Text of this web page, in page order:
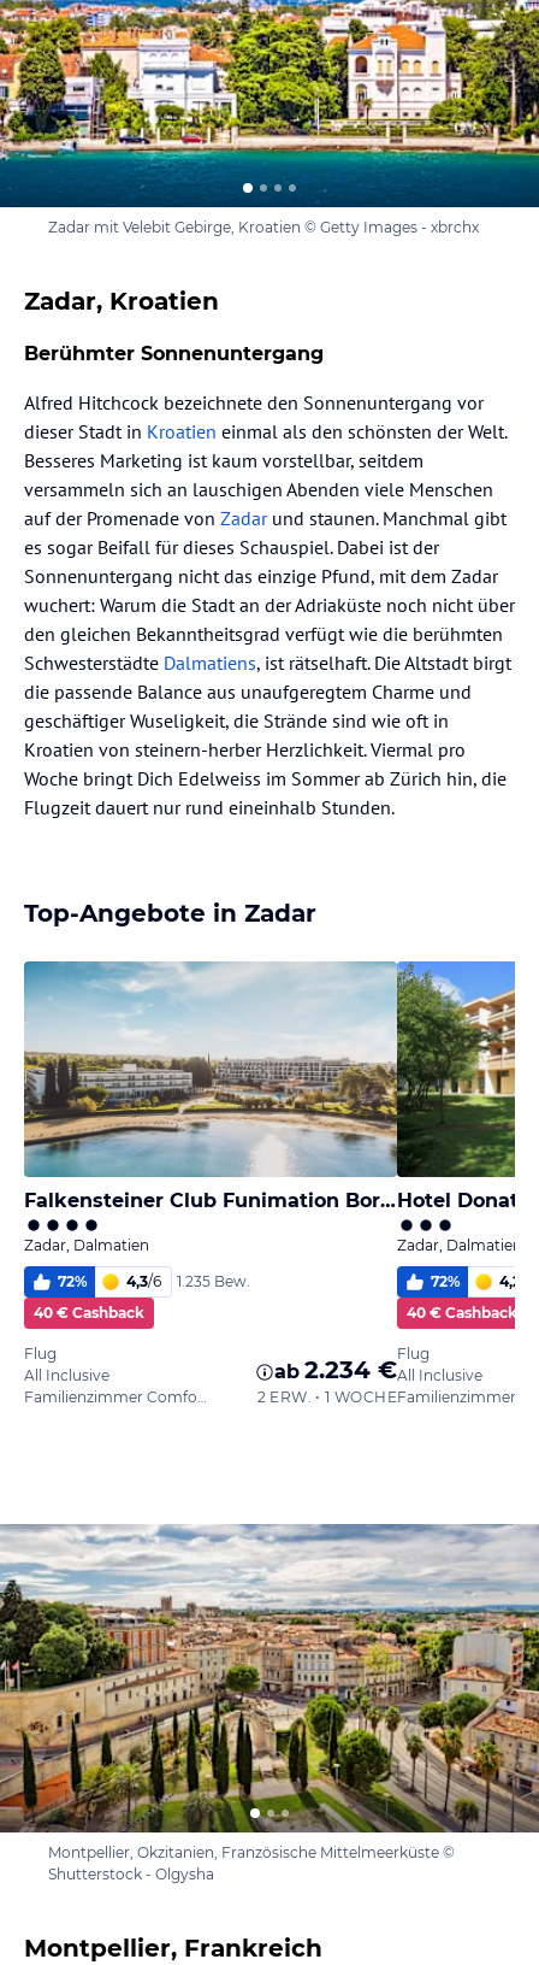
Zadar mit Velebit Gebirge, Kroatien © Getty Images - xbrchx
Zadar, Kroatien
Berühmter Sonnenuntergang
Alfred Hitchcock bezeichnete den Sonnenuntergang vor
dieser Stadt in Kroatien einmal als den schönsten der Welt.
Besseres Marketing ist kaum vorstellbar, seitdem
versammeln sich an lauschigen Abenden viele Menschen
auf der Promenade von Zadarund staunen. Manchmal gibt
es sogar Beifall für dieses Schauspiel. Dabei ist der
Sonnenuntergang nicht das einzige Pfund, mit dem Zadar
wuchert: Warum die Stadt an der Adriaküste noch nicht über
den gleichen Bekanntheitsgrad verfügt wie die berühmten
Schwesterstädte Dalmatiens, ist rätselhaft. Die Altstadt birgt
die passende Balance aus unaufgeregtem Charme und
geschäftiger Wuseligkeit, die Strände sind wie oft in
Kroatien von steinern-herber Herzlichkeit. Viermal pro
Woche bringt Dich Edelweiss im Sommer ab Zürich hin, die
Flugzeit dauert nur rund eineinhalb Stunden.
Top-Angebote in Zadar
Falkensteiner Club Funimation Borik
Zadar, Dalmatien
72% 4,3/6
1.235 Bew.
40 € Cashback
Flug
All Inclusive
ab 2.234 €
2 ERW. • 1 WOCHE
Hotel Donat
Zadar, Dalmatien
72% 4,2
40 € Cashback
Flug
All Inclusive
Familienzimmer
Montpellier, Okzitanien, Französische Mittelmeerküste ©
Shutterstock - Olgysha
Montpellier, Frankreich